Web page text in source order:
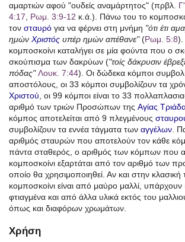
αμαρτιών αφού "ουδείς αναμάρτητος" (πρβλ.
4:17, Ρωμ. 3:9-12 κ.ά.). Πάνω του το
τον σταυρό για να φέρνει στη μνήμη "ότι έτι
ημών Χριστός υπέρ ημών απέθανε"(Ρωμ. 5:8).
κομποσκοίνι καταλήγει σε μία φούντα που ο
σκούπισμα των δακρύων ("τοίς δάκρυσιν
πόδας" Λουκ. 7:44). Οι δώδεκα κόμποι
αποστόλους, οι 33 κόμποι συμβολίζουν τα
Χριστού, οι 99 κόμποι είναι το 33
αριθμό των τριών Προσώπων της Αγίας
κόμπος αποτελείται από 9 πλεγμένους
συμβολίζουν τα εννέα τάγματα των αγγέλων.
αριθμός σταυρών που αποτελούν τον κάθε
πάντα σταθερός, ο αριθμός των κόμπων που
κομποσκοίνι εξαρτάται από τον αριθμό των
οποίο θα χρησιμοποιηθεί. Αν και στην
κομποσκοίνι είναι από μαύρο μαλλί, υπάρχουν
φτιαγμένα και από άλλα υλικά εκτός του
όπως και διαφόρων χρωμάτων.
Χρήση